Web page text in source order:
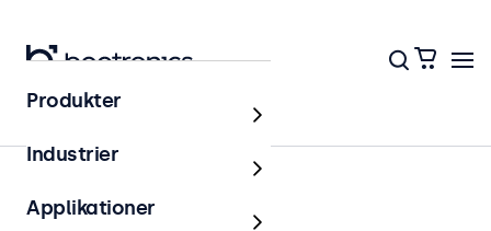
Bildskärmar
10 tums bildskärmar
Produkter
Industrier
Applikationer